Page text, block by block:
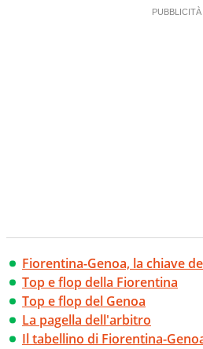
Fiorentina-Genoa, la chiave
Top e flop della Fiorentina
Top e flop del Genoa
La pagella dell'arbitro
Il tabellino di Fiorentina-